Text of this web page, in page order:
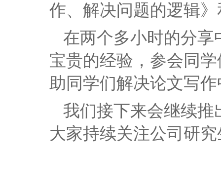
作、解决问题的逻辑
在两个多小时的分
宝贵的经验，参会同
助同学们解决论文写
我们接下来会继续
大家持续关注公司研